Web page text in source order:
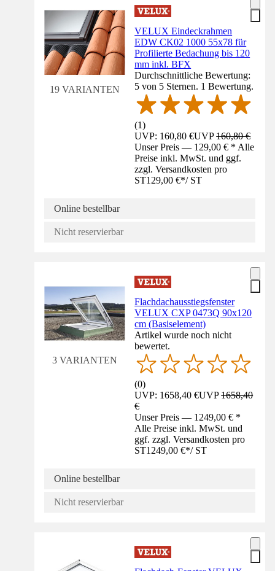
19 VARIANTEN
VELUX Eindeckrahmen
EDW CK02 1000 55x78 für
Profilierte Bedachung bis 120
mm inkl. BFX
Durchschnittliche Bewertung:
5 von 5 Sternen. 1 Bewertung.
(1)
UVP: 160,80 €UVP160,80 €
Unser Preis — 129,00 € * Alle
Preise inkl. MwSt. und ggf.
zzgl. Versandkosten pro
ST129,00 €*/ ST
Online bestellbar
Nicht reservierbar
3 VARIANTEN
Flachdachausstiegsfenster
VELUX CXP 0473Q 90x120
cm (Basiselement)
Artikel wurde noch nicht
bewertet.
(0)
UVP: 1658,40 €UVP1658,40
€
Unser Preis — 1249,00 € *
Alle Preise inkl. MwSt. und
ggf. zzgl. Versandkosten pro
ST1249,00 €*/ ST
Online bestellbar
Nicht reservierbar